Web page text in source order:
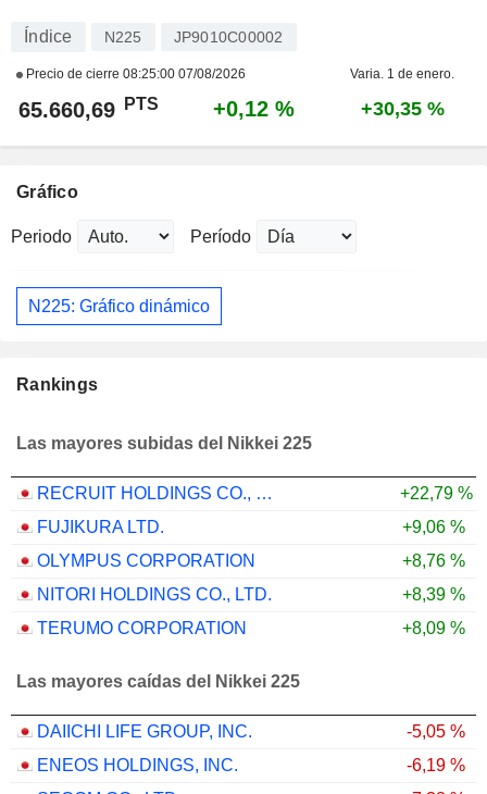
Índice N225 JP9010C00002
Precio de cierre 08:25:00 07/08/2026 Varia. 1 de enero.
65.660,69 PTS +0,12 % +30,35 %
Gráfico
Periodo Período
N225: Gráfico dinámico
Rankings
Las mayores subidas del Nikkei 225
RECRUIT HOLDINGS CO., LTD.
+22,79 %
FUJIKURA LTD.
+9,06 %
OLYMPUS CORPORATION
+8,76 %
NITORI HOLDINGS CO., LTD.
+8,39 %
TERUMO CORPORATION
+8,09 %
Las mayores caídas del Nikkei 225
DAIICHI LIFE GROUP, INC.
-5,05 %
ENEOS HOLDINGS, INC.
-6,19 %